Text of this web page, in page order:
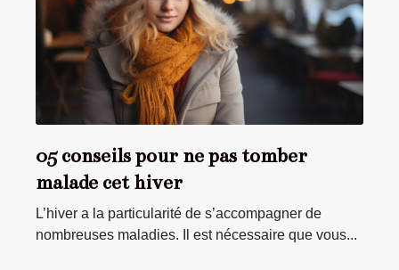
05 conseils pour ne pas tomber
malade cet hiver
L’hiver a la particularité de s’accompagner de
nombreuses maladies. Il est nécessaire que vous...